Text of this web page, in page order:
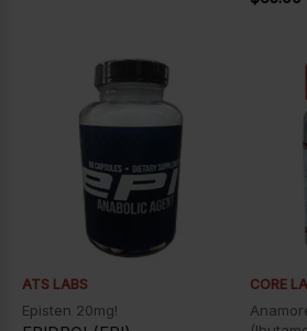
ATS LABS
Episten 20mg!
CORE